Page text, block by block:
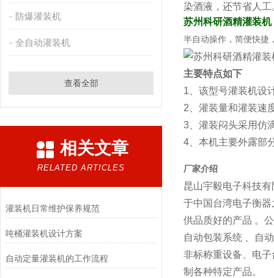
防爆灌装机
全自动灌装机
查看全部
相关文章
RELATED ARTICLES
灌装机日常维护保养规范
吨桶灌装机设计方案
自动定量灌装机的工作流程
染酒液，还节省人工
苏州科研酒精灌装机
半自动操作，简便快捷
主要特点如下
1、该型号灌装机设
2、灌装量和灌装速
3、灌装闷头采用仿
4、本机主要外露部
厂家介绍
昆山宇毅电子科技
于中国台湾电子衡
供品质好的产品 。
自动包装系统 、自
非标称重设备、电
制各种特定产品。